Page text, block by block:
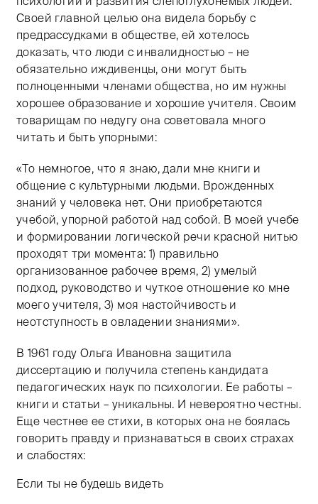
Своей главной целью она видела борьбу с
предрассудками в обществе, ей хотелось
доказать, что люди с инвалидностью – не
обязательно иждивенцы, они могут быть
полноценными членами общества, но им нужны
хорошее образование и хорошие учителя. Своим
товарищам по недугу она советовала много
читать и быть упорными:
«То немногое, что я знаю, дали мне книги и
общение с культурными людьми. Врожденных
знаний у человека нет. Они приобретаются
учебой, упорной работой над собой. В моей учебе
и формировании логической речи красной нитью
проходят три момента: 1) правильно
организованное рабочее время, 2) умелый
подход, руководство и чуткое отношение ко мне
моего учителя, 3) моя настойчивость и
неотступность в овладении знаниями».
В 1961 году Ольга Ивановна защитила
диссертацию и получила степень кандидата
педагогических наук по психологии. Ее работы –
книги и статьи – уникальны. И невероятно честны.
Еще честнее ее стихи, в которых она не боялась
говорить правду и признаваться в своих страхах
и слабостях:
Если ты не будешь видеть